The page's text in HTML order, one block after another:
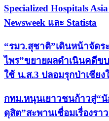
Specialized Hospitals
Newsweek และ Statista
“รมว.สุชาติ”เดินหน้าจัด
ไพร”ขยายผลดำเนินคดี
ใช้ น.ส.3 ปลอมรุกป่าเชียง
กทม.หนุนเยาวชนก้าวสู่“
ดุสิต”สะพานเชื่อมเรื่องร